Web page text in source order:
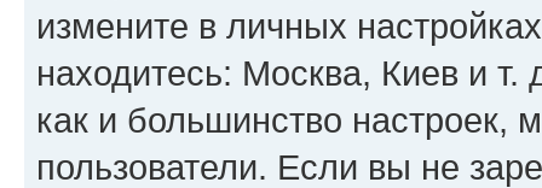
измените в личных
находитесь: Москва, Киев и т.
как и большинство настроек,
пользователи. Если вы не